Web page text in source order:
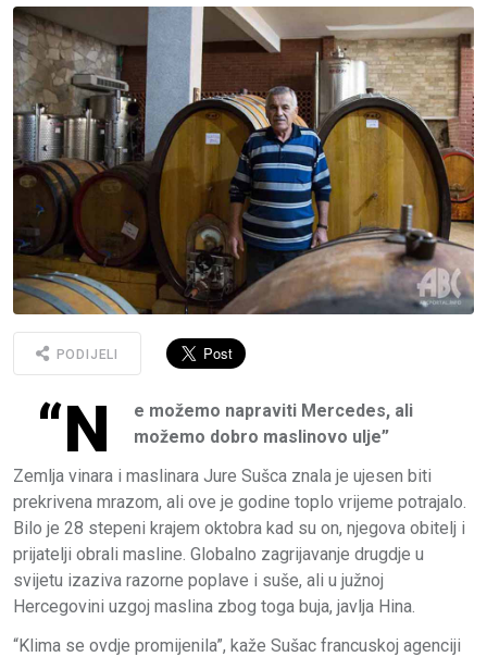
PODIJELI
“N
e možemo napraviti Mercedes, ali
možemo dobro maslinovo ulje”
Zemlja vinara i maslinara Jure Sušca znala je ujesen biti
prekrivena mrazom, ali ove je godine toplo vrijeme potrajalo.
Bilo je 28 stepeni krajem oktobra kad su on, njegova obitelj i
prijatelji obrali masline. Globalno zagrijavanje drugdje u
svijetu izaziva razorne poplave i suše, ali u južnoj
Hercegovini uzgoj maslina zbog toga buja, javlja Hina.
“Klima se ovdje promijenila”, kaže Sušac francuskoj agenciji